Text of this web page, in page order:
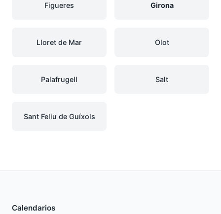
Figueres Girona
Lloret de Mar Olot
Palafrugell Salt
Sant Feliu de Guíxols
Calendarios